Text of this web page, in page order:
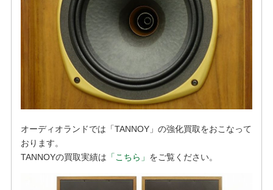
オーディオランドでは「TANNOY」の強化買取をおこなって
おります。
TANNOYの買取実績は 「こちら」 をご覧ください。